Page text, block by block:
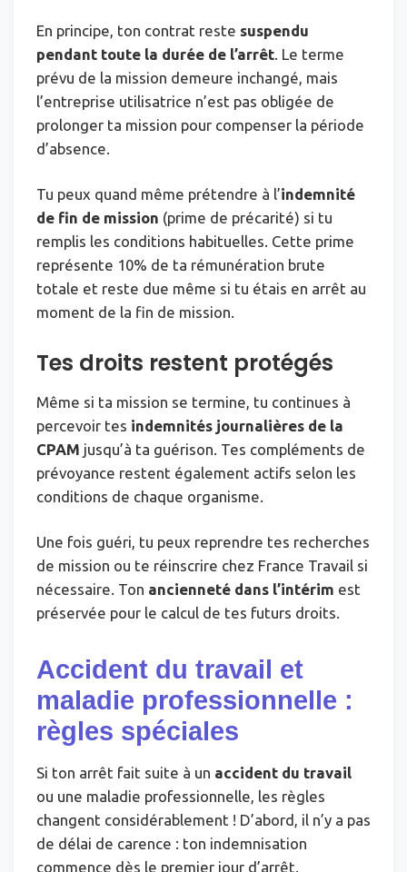
En principe, ton contrat reste suspendu
pendant toute la durée de l’arrêt. Le terme
prévu de la mission demeure inchangé, mais
l’entreprise utilisatrice n’est pas obligée de
prolonger ta mission pour compenser la période
d’absence.
Tu peux quand même prétendre à l’indemnité
de fin de mission (prime de précarité) si tu
remplis les conditions habituelles. Cette prime
représente 10% de ta rémunération brute
totale et reste due même si tu étais en arrêt au
moment de la fin de mission.
Tes droits restent protégés
Même si ta mission se termine, tu continues à
percevoir tes indemnités journalières de la
CPAM jusqu’à ta guérison. Tes compléments de
prévoyance restent également actifs selon les
conditions de chaque organisme.
Une fois guéri, tu peux reprendre tes recherches
de mission ou te réinscrire chez France Travail si
nécessaire. Ton ancienneté dans l’intérim est
préservée pour le calcul de tes futurs droits.
Accident du travail et
maladie professionnelle :
règles spéciales
Si ton arrêt fait suite à un accident du travail
ou une maladie professionnelle, les règles
changent considérablement ! D’abord, il n’y a pas
de délai de carence : ton indemnisation
commence dès le premier jour d’arrêt.